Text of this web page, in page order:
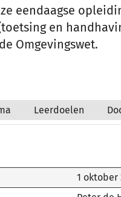
eendaagse
en
Omgevingswet.
Leerdoelen
1 oktober